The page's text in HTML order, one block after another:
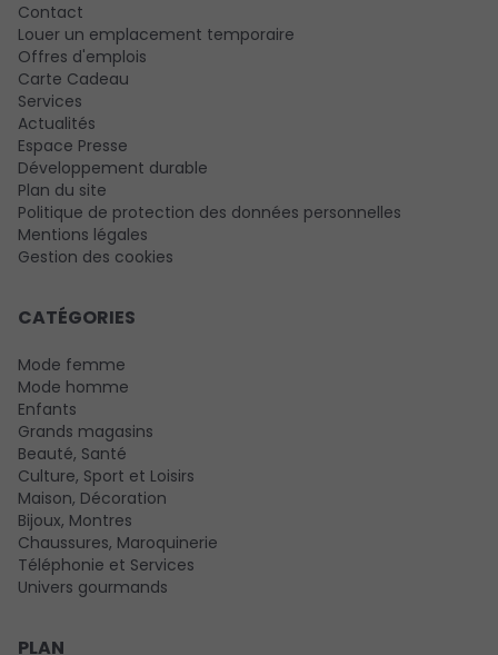
Contact
Louer un emplacement temporaire
Offres d'emplois
Carte Cadeau
Services
Actualités
Espace Presse
Développement durable
Plan du site
Politique de protection des données personnelles
Mentions légales
Gestion des cookies
CATÉGORIES
Mode femme
Mode homme
Enfants
Grands magasins
Beauté, Santé
Culture, Sport et Loisirs
Maison, Décoration
Bijoux, Montres
Chaussures, Maroquinerie
Téléphonie et Services
Univers gourmands
PLAN